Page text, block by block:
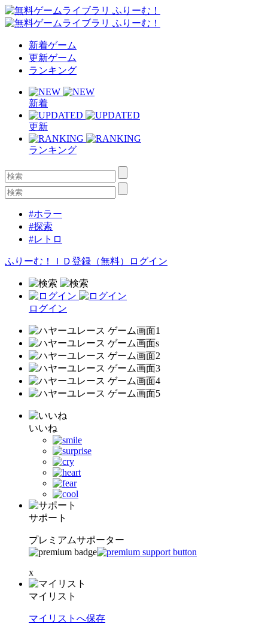
新着ゲーム
更新ゲーム
ランキング
新着
更新
ランキング
#ホラー
#探索
#レトロ
ふりーむ！ＩＤ登録（無料） ログイン
ログイン
いいね
サポート
プレミアムサポーター
x
マイリスト
マイリストへ保存